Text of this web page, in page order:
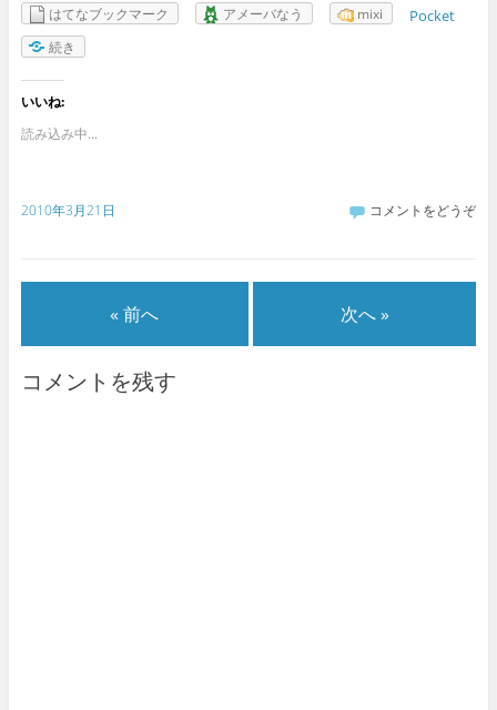
はてなブックマーク
アメーバなう mixi Pocket
続き
いいね:
読み込み中...
2010年3月21日 コメントをどうぞ
« 前へ 次へ »
コメントを残す